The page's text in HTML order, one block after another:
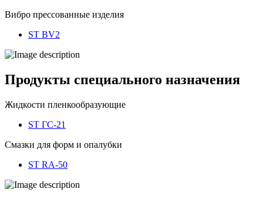
Вибро прессованные изделия
ST BV2
Продукты специального назначения
Жидкости пленкообразующие
ST ГС-21
Смазки для форм и опалубки
ST RA-50